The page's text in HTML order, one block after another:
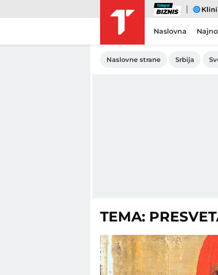
Biznis eKlinika
Naslovna
Naslovne strane Srbija
TEMA: